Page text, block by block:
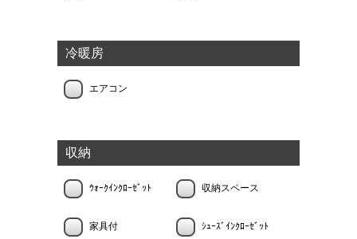
冷暖房
エアコン
収納
ｳｫｰｸｲﾝｸﾛｰｾﾞｯﾄ 収納スペース
家具付 ｼｭｰｽﾞｲﾝｸﾛｰｾﾞｯﾄ